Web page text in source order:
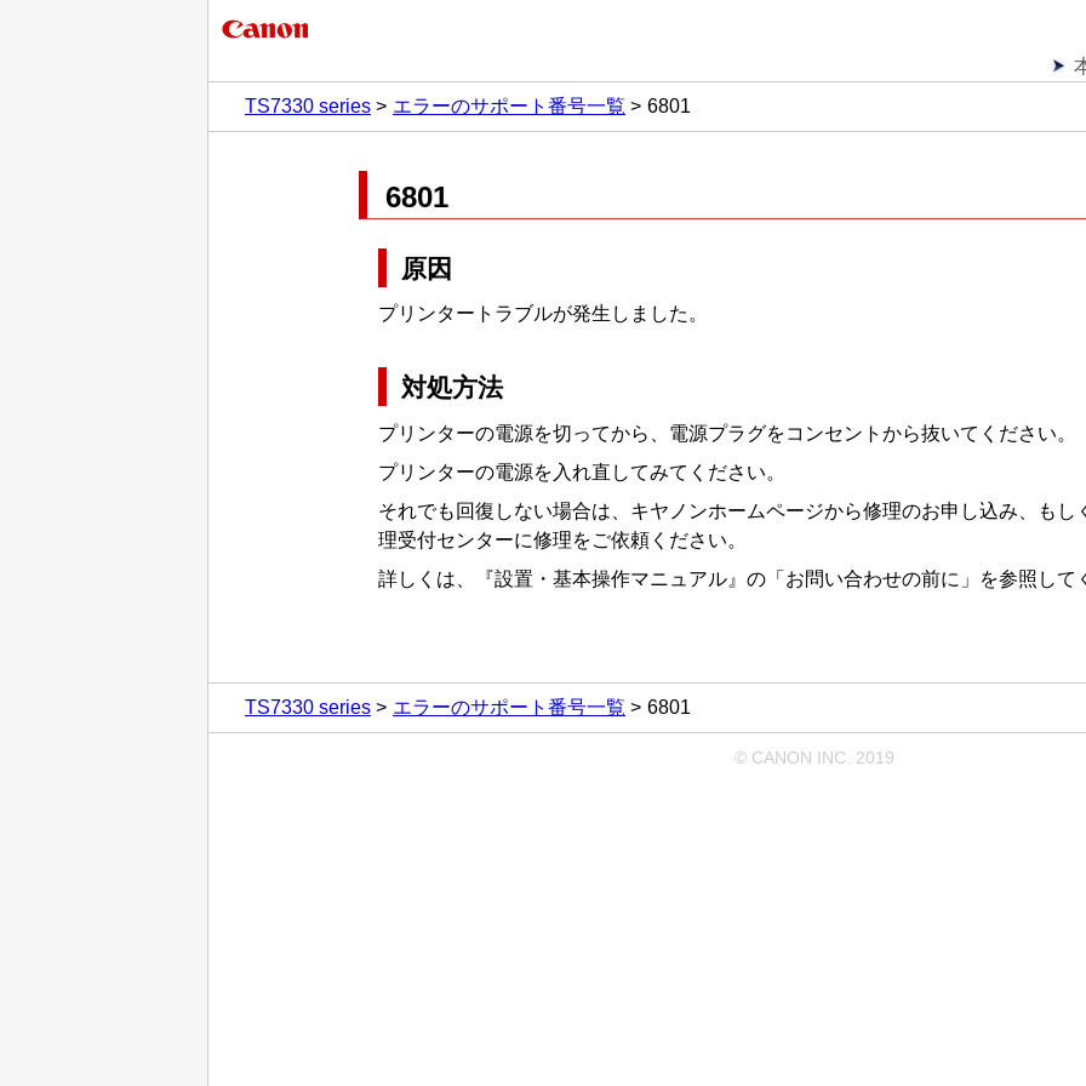
TS7330 series
エラーのサポート番号一覧 6801
6801
原因
プリンタートラブルが発生しました。
対処方法
プリンターの電源を切ってから、電源プラグをコンセントから抜いてください。
プリンターの電源を入れ直してみてください。
それでも回復しない場合は、キヤノンホームページから修理のお申し込み、もし
理受付センターに修理をご依頼ください。
詳しくは、『設置・基本操作マニュアル 』の「お問い合わせの前に」を参照して
TS7330 series エラーのサポート番号一覧 6801
© CANON INC. 2019